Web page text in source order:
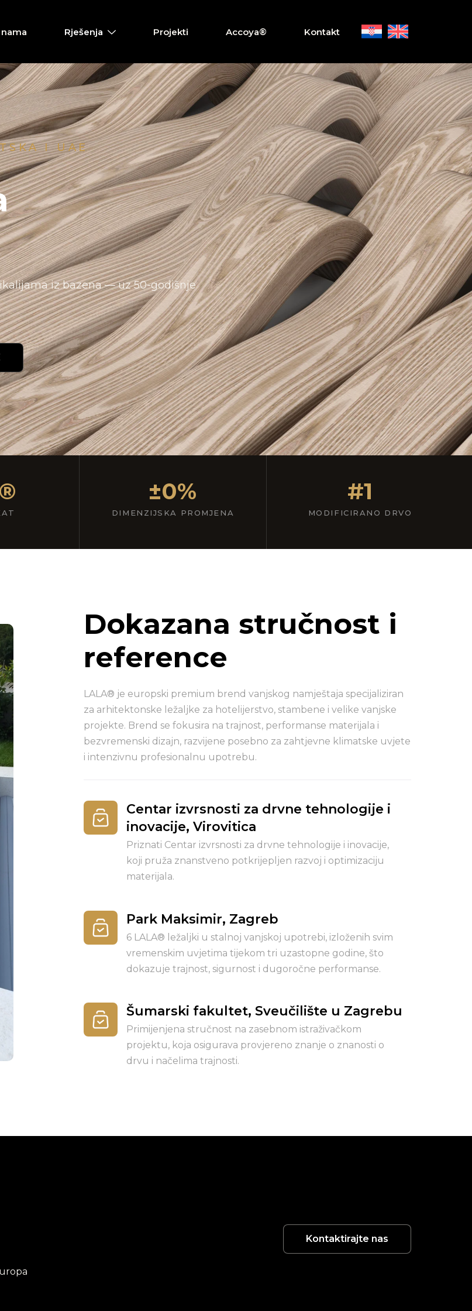
nama Rješenja Projekti Accoya® Kontakt
I UAE
iz bazena — uz 50-godišnje
±0%
DIMENZIJSKA PROMJENA
#1
MODIFICIRANO DRVO
Dokazana stručnost i
reference
LALA® je europski premium brend vanjskog namještaja specijaliziran
za arhitektonske ležaljke za hotelijerstvo, stambene i velike vanjske
projekte. Brend se fokusira na trajnost, performanse materijala i
bezvremenski dizajn, razvijene posebno za zahtjevne klimatske uvjete
i intenzivnu profesionalnu upotrebu.
Centar izvrsnosti za drvne tehnologije i
inovacije, Virovitica
Priznati Centar izvrsnosti za drvne tehnologije i inovacije,
koji pruža znanstveno potkrijepljen razvoj i optimizaciju
materijala.
Park Maksimir, Zagreb
6 LALA® ležaljki u stalnoj vanjskoj upotrebi, izloženih svim
vremenskim uvjetima tijekom tri uzastopne godine, što
dokazuje trajnost, sigurnost i dugoročne performanse.
Šumarski fakultet, Sveučilište u Zagrebu
Primijenjena stručnost na zasebnom istraživačkom
projektu, koja osigurava provjereno znanje o znanosti o
drvu i načelima trajnosti.
Kontaktirajte nas